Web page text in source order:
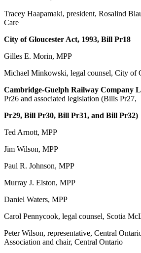
Tracey Haapamaki, president, Rosalind
Care
City of Gloucester Act, 1993, Bill Pr18
Gilles E. Morin, MPP
Michael Minkowski, legal counsel, City of
Cambridge-Guelph Railway Company
Pr26 and associated legislation (Bills Pr27,
Pr29, Bill Pr30, Bill Pr31, and Bill Pr32)
Ted Arnott, MPP
Jim Wilson, MPP
Paul R. Johnson, MPP
Murray J. Elston, MPP
Daniel Waters, MPP
Carol Pennycook, legal counsel, Scotia
Peter Wilson, representative, Central
Association and chair, Central Ontario